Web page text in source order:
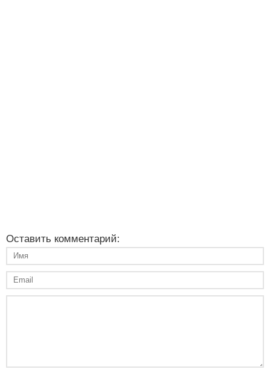
Оставить комментарий: